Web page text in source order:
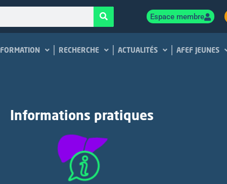
Espace membre
FORMATION RECHERCHE ACTUALITÉS AFEF JEUNES
Informations pratiques